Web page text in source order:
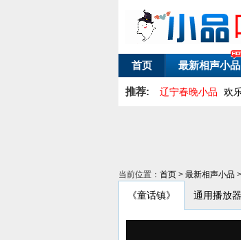
首页 最新相声小品
推荐: 辽宁春晚小品 欢
当前位置： 首页 > 最新相声小品
《童话镇》 通用播放